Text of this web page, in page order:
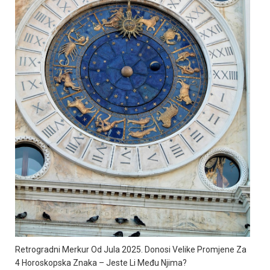
Retrogradni Merkur Od Jula 2025. Donosi Velike Promjene Za
4 Horoskopska Znaka – Jeste Li Među Njima?